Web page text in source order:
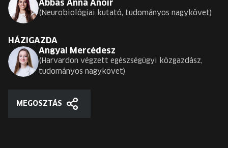
Abbas Anna Anoir
Neurobiológiai kutató, tudományos nagykövet
HÁZIGAZDA
Angyal Mercédesz
Harvardon végzett egészségügyi közgazdász,
tudományos nagykövet
MEGOSZTÁS